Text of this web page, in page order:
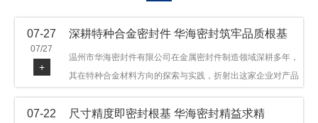
07-27
07/27
+
深耕特种合金密封件 华海密封筑牢品质根基
温州市华海密封件有限公司在金属密封件制造领域深耕多年，
其在特种合金材料方向的探索与实践，折射出这家企业对产品
品，可提供多种材质方案，在石油机械、管道法兰、采油树、
07-22 尺寸精度即密封根基 华海密封精益求精